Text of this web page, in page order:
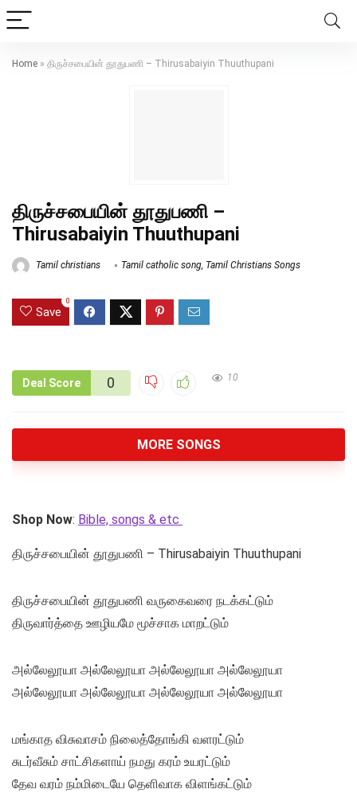
Home » திருச்சபையின் தூதுபணி – Thirusabaiyin Thuuthupani
திருச்சபையின் தூதுபணி –
Thirusabaiyin Thuuthupani
Tamil christians Tamil catholic song, Tamil Christians Songs
Save
0
Deal Score 0 10
MORE SONGS
Shop Now: Bible, songs & etc
திருச்சபையின் தூதுபணி – Thirusabaiyin Thuuthupani
திருச்சபையின் தூதுபணி வருகைவரை நடக்கட்டும்
திருவார்த்தை ஊழியமே மூச்சாக மாறட்டும்
அல்லேலூயா அல்லேலூயா அல்லேலூயா அல்லேலூயா
அல்லேலூயா அல்லேலூயா அல்லேலூயா அல்லேலூயா
மங்காத விசுவாசம் நிலைத்தோங்கி வளரட்டும்
சுடர்வீசும் சாட்சிகளாய் நமது கரம் உயரட்டும்
தேவ வரம் நம்மிடையே தெளிவாக விளங்கட்டும்